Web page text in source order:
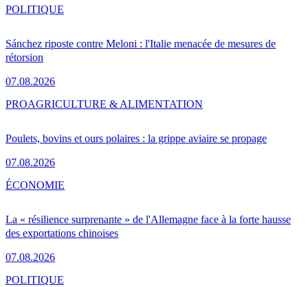
Sánchez riposte contre Meloni : l'Italie menacée de mesures de
rétorsion
07.08.2026
POLITIQUE
Poulets, bovins et ours polaires : la grippe aviaire se propage
07.08.2026
PROAGRICULTURE & ALIMENTATION
La « résilience surprenante » de l'Allemagne face à la forte hausse
des exportations chinoises
07.08.2026
ÉCONOMIE
POLITIQUE